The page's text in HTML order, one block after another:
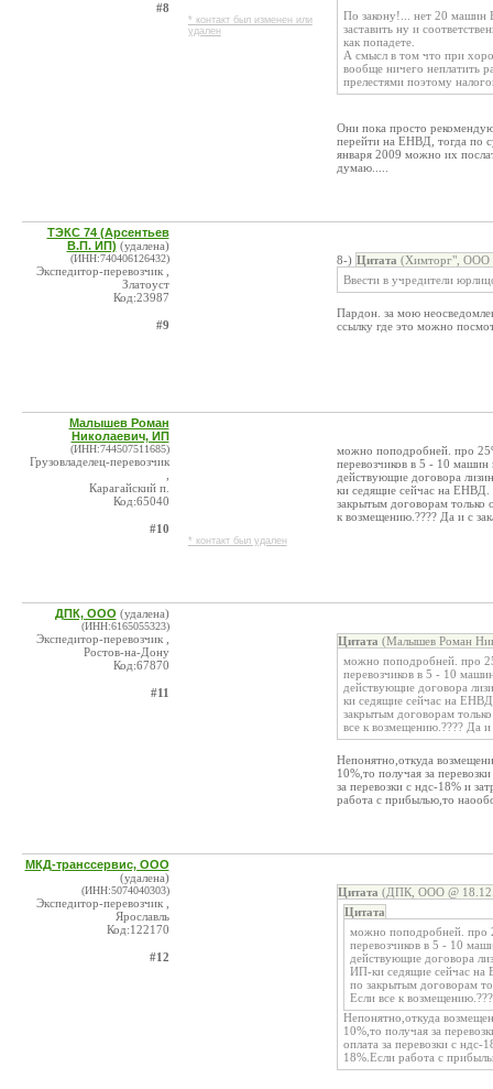
#8
* контакт был изменен или
удален
По закону!... нет 20 машин
заставить ну и
как попадете.
А смысл в том что при
вообще ничего неплатить
прелестями поэтому
Они пока просто
перейти на ЕНВД, тогда по
января 2009 можно их
думаю.....
ТЭКС 74 (Арсентьев
В.П. ИП) (удалена)
(ИНН:740406126432)
Экспедитор-перевозчик ,
Златоуст
Код:23987
#9
8-) Цитата (Химторг", ООО
Ввести в учредители
Пардон. за мою
ссылку где это можно
Малышев Роман
Николаевич, ИП
(ИНН:744507511685)
Грузовладелец-перевозчик
Карагайский п.
Код:65040
#10
* контакт был удален
можно поподробней. про
перевозчиков в 5 - 10
действующие договора
ки седящие сейчас на
закрытым договорам только
к возмещению.???? Да и с
ДПК, ООО (удалена)
(ИНН:6165055323)
Экспедитор-перевозчик ,
Ростов-на-Дону
Код:67870
#11
Цитата (Малышев Роман
можно поподробней. про
перевозчиков в 5 - 10
действующие договора
ки седящие сейчас на
закрытым договорам
все к возмещению.???? Да и
Непонятно,откуда
10%,то получая за
за перевозки с ндс-18% и
работа с прибылью,то
МКД-транссервис, ООО
(удалена)
(ИНН:5074040303)
Экспедитор-перевозчик ,
Ярославль
Код:122170
#12
Цитата (ДПК, ООО @
Цитата
можно поподробней. про
перевозчиков в 5 - 10
действующие договора
ИП-ки седящие сейчас на
по закрытым договорам
Если все к
Непонятно,откуда
10%,то получая за
оплата за перевозки с
18%.Если работа с